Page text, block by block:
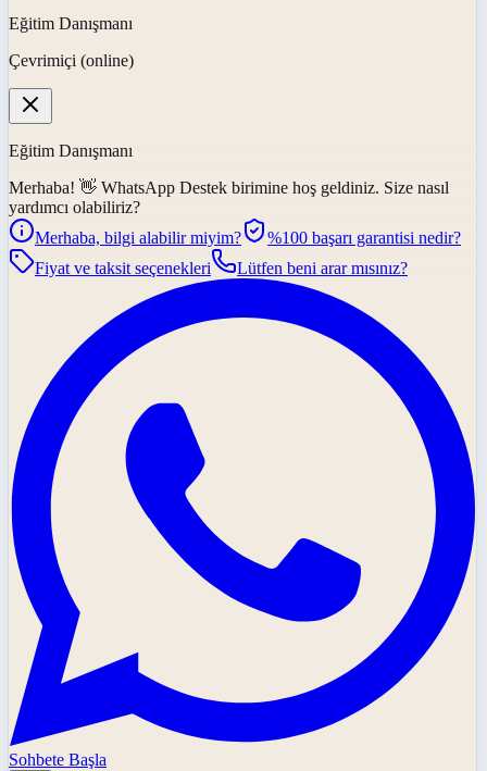
Eğitim Danışmanı
Çevrimiçi (online)
Eğitim Danışmanı
Merhaba! 👋 WhatsApp Destek birimine hoş geldiniz. Size nasıl
yardımcı olabiliriz?
Merhaba, bilgi alabilir miyim?
%100 başarı garantisi nedir?
Fiyat ve taksit seçenekleri
Lütfen beni arar mısınız?
Sohbete Başla